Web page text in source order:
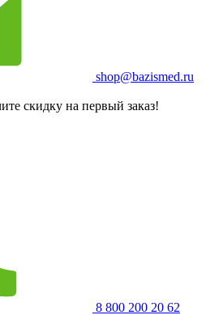
shop@bazismed.ru
скидку на первый заказ!
8 800 200 20 62